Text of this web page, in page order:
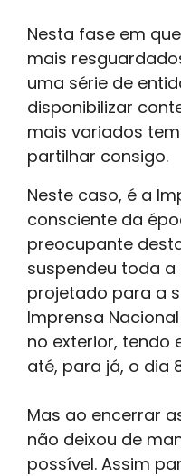
Nesta fase em
mais
uma série de
disponibilizar
mais variados
partilhar consigo.
Neste caso, é a
consciente da
preocupante
suspendeu toda
projetado para a
Imprensa
no exterior, tendo
até, para já, o dia
Mas ao encerrar
não deixou de
possível. Assim